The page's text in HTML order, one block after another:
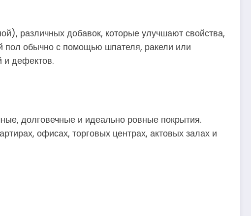
различных добавок, которые улучшают свойства,
пол обычно с помощью шпателя, ракели или
и дефектов.
долговечные и идеально ровные покрытия.
офисах, торговых центрах, актовых залах и